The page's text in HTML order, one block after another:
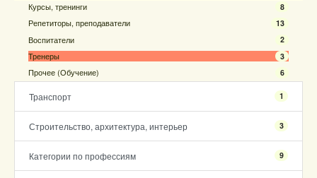
Курсы, тренинги 8
Репетиторы, преподаватели 13
Воспитатели 2
Тренеры 3
Прочее (Обучение) 6
Транспорт 1
Строительство, архитектура, интерьер 3
Категории по профессиям 9